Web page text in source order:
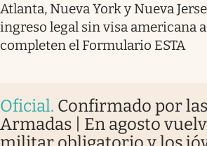
Atlanta, Nueva York y Nueva
ingreso legal sin visa americana
completen el Formulario ESTA
Oficial. Confirmado por
Armadas | En agosto